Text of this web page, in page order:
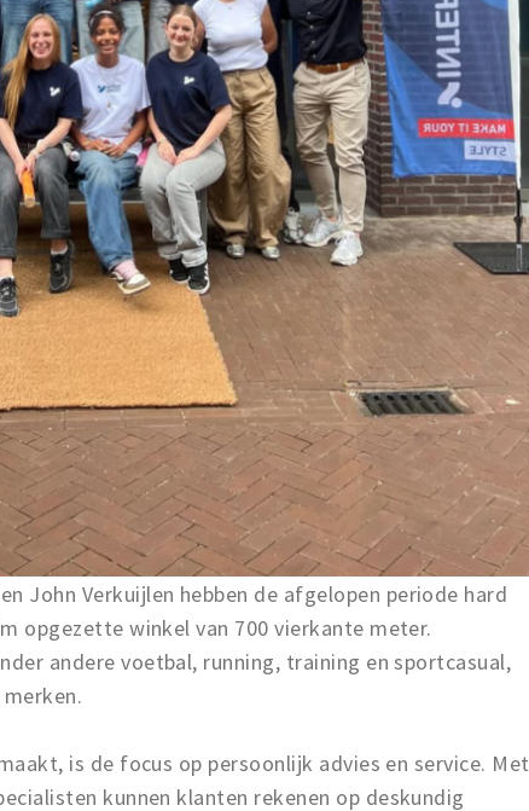
John Verkuijlen hebben de afgelopen periode hard
opgezette winkel van 700 vierkante meter.
andere voetbal, running, training en sportcasual,
is de focus op persoonlijk advies en service. Met
kunnen klanten rekenen op deskundig